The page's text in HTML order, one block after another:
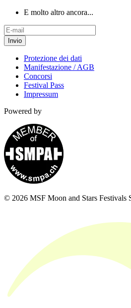
E molto altro ancora...
Invio
Protezione dei dati
Manifestazione / AGB
Concorsi
Festival Pass
Impressum
Powered by
© 2026 MSF Moon and Stars Festivals